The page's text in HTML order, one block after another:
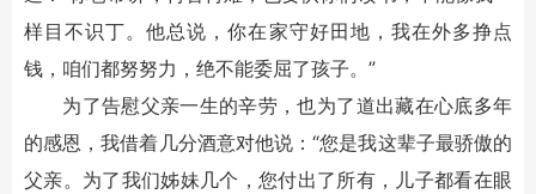
样目不识丁。他总说，你在家守好田地，我在外多挣点
钱，咱们都努努力，绝不能委屈了孩子。”
为了告慰父亲一生的辛劳，也为了道出藏在心底多年
的感恩，我借着几分酒意对他说：“您是我这辈子最骄傲的
父亲。为了我们姊妹几个，您付出了所有，儿子都看在眼